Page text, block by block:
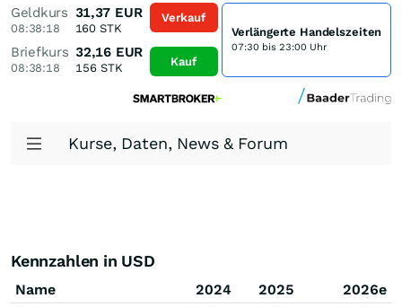
Geldkurs
08:38:18
31,37 EUR
160 STK
Briefkurs
08:38:18
32,16 EUR
156STK
Verkauf
Kauf
Verlängerte Handelszeiten
07:30 bis 23:00 Uhr
Kurse, Daten, News & Forum
Kennzahlen in USD
Name 2024 2025
2026e